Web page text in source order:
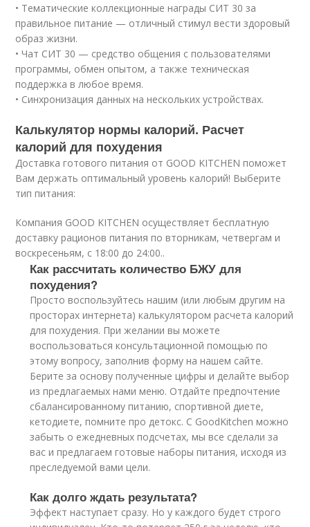
• Тематические коллекционные награды СИТ 30 за
правильное питание — отличный стимул вести здоровый
образ жизни.
• Чат СИТ 30 — средство общения с пользователями
программы, обмен опытом, а также техническая
поддержка в любое время.
• Синхронизация данных на нескольких устройствах.
Калькулятор нормы калорий. Расчет
калорий для похудения
Доставка готового питания от GOOD KITCHEN поможет
Вам держать оптимальный уровень калорий! Выберите
тип питания:
Компания GOOD KITCHEN осуществляет бесплатную
доставку рационов питания по вторникам, четвергам и
воскресеньям, с 18:00 до 24:00..
Как рассчитать количество БЖУ для
похудения?
Просто воспользуйтесь нашим (или любым другим на
просторах интернета) калькулятором расчета калорий
для похудения. При желании вы можете
воспользоваться консультационной помощью по
этому вопросу, заполнив форму на нашем сайте.
Берите за основу полученные цифры и делайте выбор
из предлагаемых нами меню. Отдайте предпочтение
сбалансированному питанию, спортивной диете,
кетодиете, помните про детокс. С GoodKitchen можно
забыть о ежедневных подсчетах, мы все сделали за
вас и предлагаем готовые наборы питания, исходя из
преследуемой вами цели.
Как долго ждать результата?
Эффект наступает сразу. Но у каждого будет строго